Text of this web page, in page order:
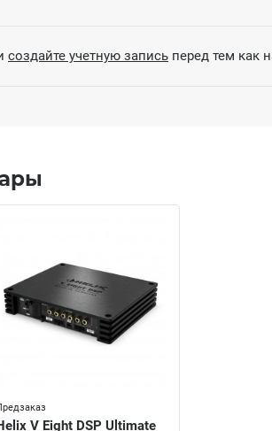
создайте учетную запись перед тем как
V Eight DSP Ultimate